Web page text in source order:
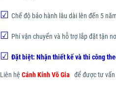
☑ Chế độ bảo hành lâu dài lên đến 5
☑ Phí vận chuyển và hỗ trợ lắp đặt tận
☑ Đặt biệt: Nhận thiết kế và thi công
Liên hệ Cánh Kính Võ Gia để được tư